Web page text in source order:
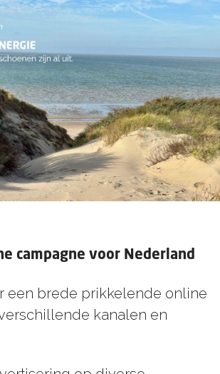
campagne voor Nederland
een brede prikkelende online
kanalen en